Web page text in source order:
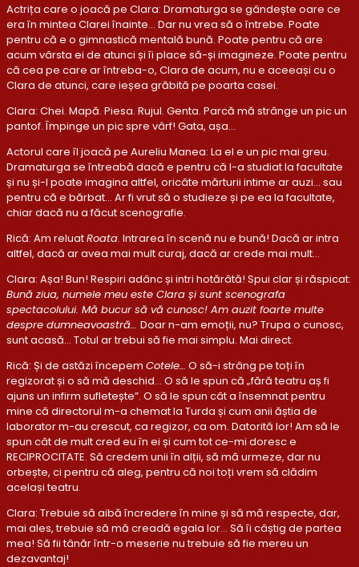
Actrița care o joacă pe Clara: Dramaturga se gândește oare ce
era în mintea Clarei înainte... Dar nu vrea să o întrebe. Poate
pentru că e o gimnastică mentală bună. Poate pentru că are
acum vârsta ei de atunci și îi place să-și imagineze. Poate pentru
că cea pe care ar întreba-o, Clara de acum, nu e aceeași cu o
Clara de atunci, care ieșea grăbită pe poarta casei.
Clara: Chei. Mapă. Piesa. Rujul. Genta. Parcă mă strânge un pic un
pantof. Împinge un pic spre vârf! Gata, așa…
Actorul care îl joacă pe Aureliu Manea: La el e un pic mai greu.
Dramaturga se întreabă dacă e pentru că l-a studiat la facultate
și nu și-l poate imagina altfel, oricâte mărturii intime ar auzi… sau
pentru că e bărbat… Ar fi vrut să o studieze și pe ea la facultate,
chiar dacă nu a făcut scenografie.
Rică: Am reluatRoata. Intrarea în scenă nu e bună! Dacă ar intra
altfel, dacă ar avea mai mult curaj, dacă ar crede mai mult…
Clara: Așa! Bun! Respiri adânc și intri hotărâtă! Spui clar și răspicat:
Bună ziua, numele meu este Clara și sunt scenografa
spectacolului. Mă bucur să vă cunosc! Am auzit foarte multe
despre dumneavoastră… Doar n-am emoții, nu? Trupa o cunosc,
sunt acasă… Totul ar trebui să fie mai simplu. Mai direct.
Rică: Și de astăzi începem Cotele… O să-i strâng pe toți în
regizorat și o să mă deschid… O să le spun că „fără teatru aș fi
ajuns un infirm sufletește”. O să le spun cât a însemnat pentru
mine că directorul m-a chemat la Turda și cum anii ăștia de
laborator m-au crescut, ca regizor, ca om. Datorită lor! Am să le
spun cât de mult cred eu în ei și cum tot ce-mi doresc e
RECIPROCITATE. Să credem unii în alții, să mă urmeze, dar nu
orbește, ci pentru că aleg, pentru că noi toți vrem să clădim
același teatru.
Clara: Trebuie să aibă încredere în mine și să mă respecte, dar,
mai ales, trebuie să mă creadă egala lor… Să îi câștig de partea
mea! Să fii tânăr într-o meserie nu trebuie să fie mereu un
dezavantaj!